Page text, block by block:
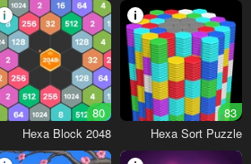
83
Hexa Sort Puzzle
80
Hexa Block 2048